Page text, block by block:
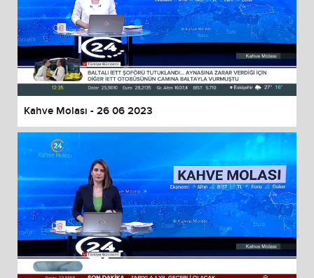
Kahve Molası - 26 06 2023